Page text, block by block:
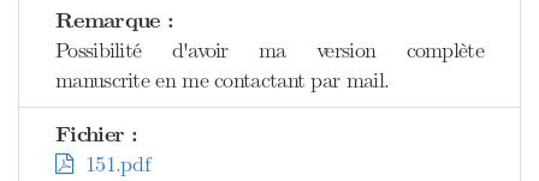
Remarque :
Possibilité d'avoir ma version complète
manuscrite en me contactant par mail.
Fichier :
151.pdf